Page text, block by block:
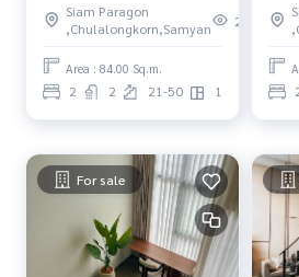
Siam Paragon
,Chulalongkorn,Samyan
204
Area : 84.00 Sq.m.
2 2 21-50 1
For sale